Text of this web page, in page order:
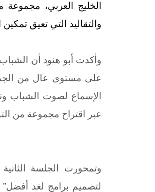
الخليج العربي، مجموعة
والتقاليد التي تعيق
وأكدت أبو هنود أن
على مستوى عال من
الإسماع لصوت الشباب
عبر اقتراح مجموعة من
وتمحورت الجلسة
لتصميم برامج لغد أفضل”